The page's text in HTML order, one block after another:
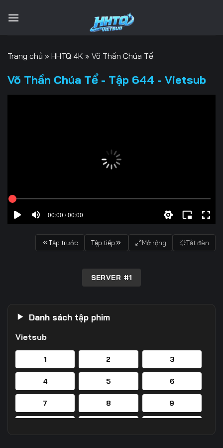
qua
Trang chủ » HHTQ 4K » Võ Thần Chúa Tể
Võ Thần Chúa Tể - Tập 644 - Vietsub
00:00 / 00:00
Tập trước Tập tiếp Mở rộng Tắt đèn
SERVER #1
Danh sách tập phim
Vietsub
1 2 3
4 5 6
7 8 9